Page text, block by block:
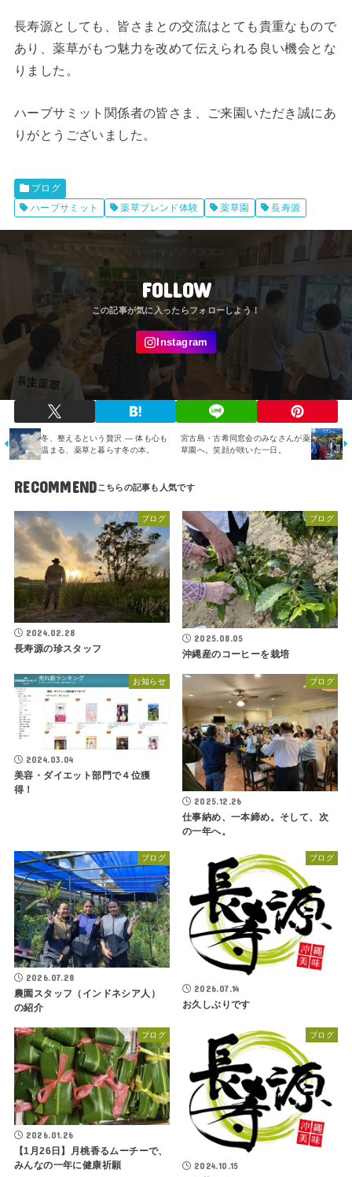
長寿源としても、皆さまとの交流はとても貴重なもので
あり、薬草がもつ魅力を改めて伝えられる良い機会とな
りました。
ハーブサミット関係者の皆さま、ご来園いただき誠にあ
りがとうございました。
ブログ
ハーブサミット
薬草ブレンド体験 薬草園 長寿源
FOLLOW
宮古島・古希同窓会のみなさんが薬
草園へ。笑顔が咲いた一日。
冬、整えるという贅沢 ― 体も心も
温まる、薬草と暮らす冬の本。
RECOMMEND
ブログ
2024.02.28
長寿源の珍スタッフ
ブログ
2025.08.05
沖縄産のコーヒーを栽培
お知らせ
2024.03.04
美容・ダイエット部門で４位獲
得！
ブログ
2025.12.26
仕事納め、一本締め。そして、次
の一年へ。
ブログ
2026.07.28
農園スタッフ（インドネシア人）
の紹介
ブログ
2026.07.14
お久しぶりです
ブログ
2026.01.26
【1月26日】月桃香るムーチーで、
みんなの一年に健康祈願
ブログ
2024.10.15